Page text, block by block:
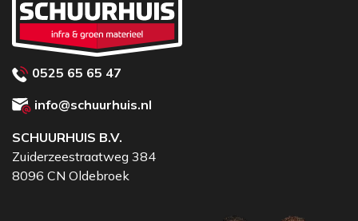
0525 65 65 47
info@schuurhuis.nl
SCHUURHUIS B.V.
Zuiderzeestraatweg 384
8096 CN Oldebroek